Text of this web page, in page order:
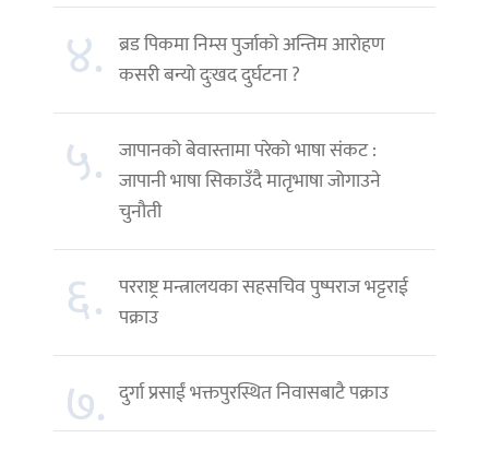
४. ब्रड पिकमा निम्स पुर्जाको अन्तिम आरोहण
कसरी बन्यो दुःखद दुर्घटना ?
५. जापानको बेवास्तामा परेको भाषा संकट :
जापानी भाषा सिकाउँदै मातृभाषा जोगाउने
चुनौती
६. परराष्ट्र मन्त्रालयका सहसचिव पुष्पराज भट्टराई
पक्राउ
७. दुर्गा प्रसाईं भक्तपुरस्थित निवासबाटै पक्राउ